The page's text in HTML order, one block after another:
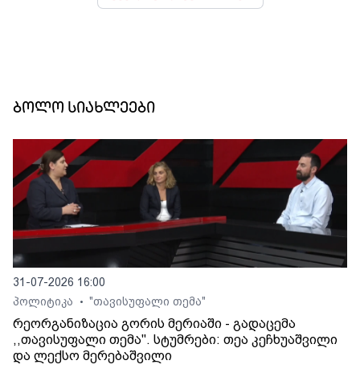
ბოლო სიახლეები
31-07-2026 16:00
პოლიტიკა
• "თავისუფალი თემა"
რეორგანიზაცია გორის მერიაში - გადაცემა
,,თავისუფალი თემა". სტუმრები: თეა კეჩხუაშვილი
და ლექსო მერებაშვილი